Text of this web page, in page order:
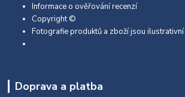
Informace o ověřování recenzí
Copyright ©
Fotografie produktů a zboží jsou ilustrativní
Doprava a platba